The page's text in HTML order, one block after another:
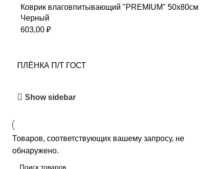
Коврик влаговпитывающий "PREMIUM" 50х80см
Черный
603,00 ₽
ПЛЁНКА П/Т ГОСТ
Show sidebar
Товаров, соответствующих вашему запросу, не
обнаружено.